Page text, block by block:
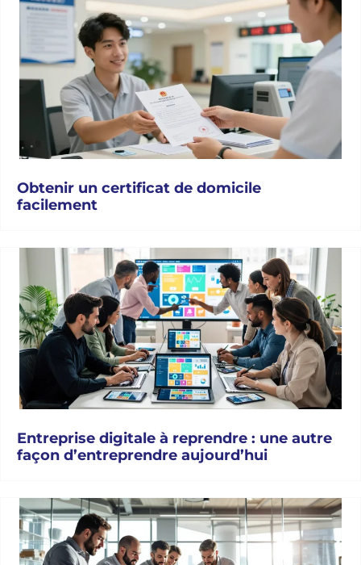
Obtenir un certificat de domicile
facilement
Entreprise digitale à reprendre : une autre
façon d’entreprendre aujourd’hui